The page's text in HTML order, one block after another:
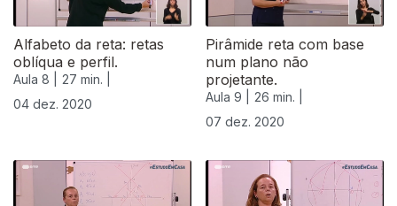
Alfabeto da reta: retas
oblíqua e perfil.
Aula 8 |
27 min. |
04 dez. 2020
Pirâmide reta com base
num plano não
projetante.
Aula 9 |
26 min. |
07 dez. 2020
511859